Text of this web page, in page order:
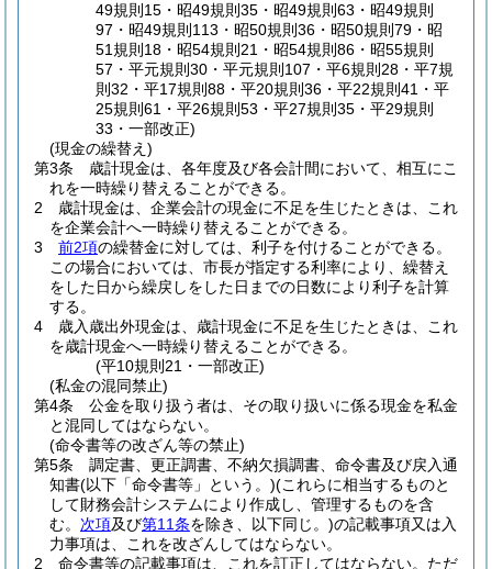
49規則15・昭49規則35・昭49規則63・昭49規則
97・昭49規則113・昭50規則36・昭50規則79・昭
51規則18・昭54規則21・昭54規則86・昭55規則
57・平元規則30・平元規則107・平6規則28・平7規
則32・平17規則88・平20規則36・平22規則41・平
25規則61・平26規則53・平27規則35・平29規則
33・一部改正)
(現金の繰替え)
第3条
歳計現金は、各年度及び各会計間において、相互にこ
れを一時繰り替えることができる。
2
歳計現金は、企業会計の現金に不足を生じたときは、これ
を企業会計へ一時繰り替えることができる。
3
前2項の繰替金に対しては、利子を付けることができる。
この場合においては、市長が指定する利率により、繰替え
をした日から繰戻しをした日までの日数により利子を計算
する。
4
歳入歳出外現金は、歳計現金に不足を生じたときは、これ
を歳計現金へ一時繰り替えることができる。
(平10規則21・一部改正)
(私金の混同禁止)
第4条
公金を取り扱う者は、その取り扱いに係る現金を私金
と混同してはならない。
(命令書等の改ざん等の禁止)
第5条
調定書、更正調書、不納欠損調書、命令書及び戻入通
知書(以下「命令書等」という。)(これらに相当するものと
して財務会計システムにより作成し、管理するものを含
む。 次項及び第11条を除き、以下同じ。)の記載事項又は入
力事項は、これを改ざんしてはならない。
2
命令書等の記載事項は、これを訂正してはならない。 ただ